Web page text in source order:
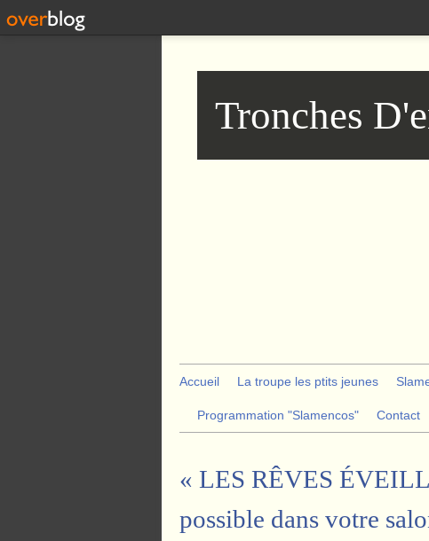
Tronches
Accueil La troupe les ptits jeunes
Programmation "Slamencos" Contact
« LES RÊVES
possible dans votre